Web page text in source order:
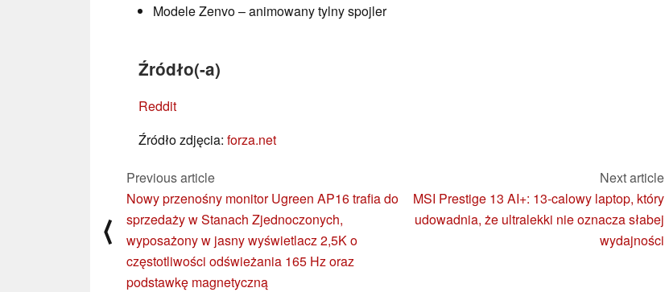
Modele Zenvo – animowany tylny spojler
Źródło(-a)
Reddit
Źródło zdjęcia: forza.net
⟨
Previous article
Nowy przenośny monitor Ugreen AP16 trafia do
sprzedaży w Stanach Zjednoczonych,
wyposażony w jasny wyświetlacz 2,5K o
częstotliwości odświeżania 165 Hz oraz
podstawkę magnetyczną
Next article
MSI Prestige 13 AI+: 13-calowy laptop, który
udowadnia, że ultralekki nie oznacza słabej
wydajności